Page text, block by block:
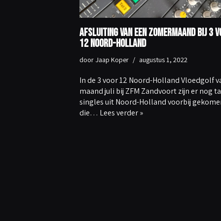
Afsluiting van een zomermaand bij 3
12 Noord-Holland
door Jaap Koper augustus 1, 2022
In de 3 voor 12 Noord-Holland Vloedgolf
maand juli bij ZFM Zandvoort zijn er nog
singles uit Noord-Holland voorbij
die… Lees verder »